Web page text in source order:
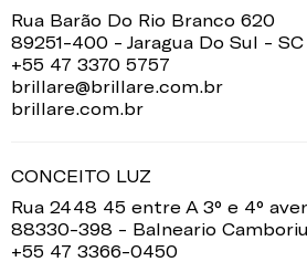
Rua Barão Do Rio Branco 620
89251-400 - Jaragua Do Sul - SC
+55 47 3370 5757
brillare@brillare.com.br
brillare.com.br
CONCEITO LUZ
Rua 2448 45 entre A 3° e 4°
88330-398 - Balneario
+55 47 3366-0450